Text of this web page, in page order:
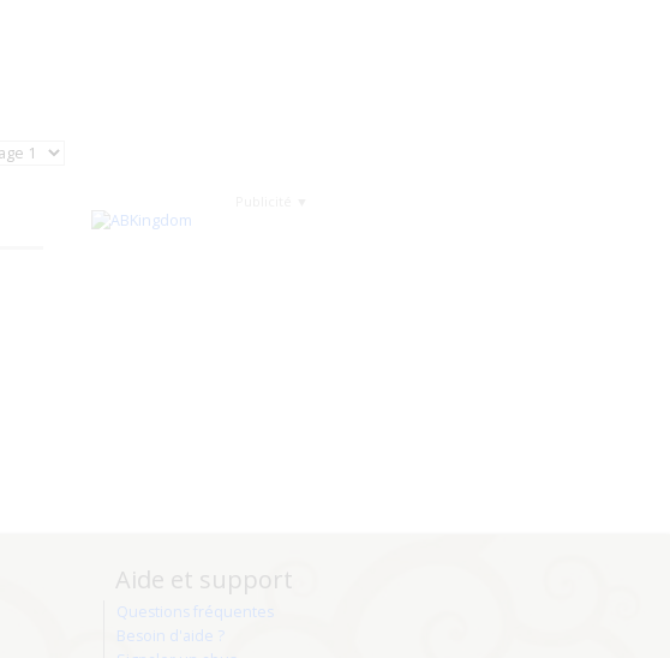
Aide et support
Questions fréquentes
Besoin d'aide ?